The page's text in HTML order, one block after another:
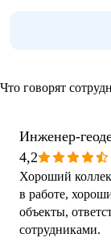
Что говорят
Инженер-
4,2
Хороший
в работе,
объекты,
сотрудниками.